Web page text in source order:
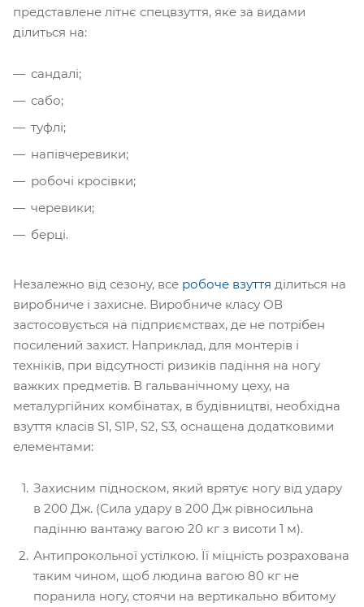
представлене літнє спецвзуття, яке за видами
ділиться на:
сандалі;
сабо;
туфлі;
напівчеревики;
робочі кросівки;
черевики;
берці.
Незалежно від сезону, все робоче взуття ділиться на
виробниче і захисне. Виробниче класу ОВ
застосовується на підприємствах, де не потрібен
посилений захист. Наприклад, для монтерів і
техніків, при відсутності ризиків падіння на ногу
важких предметів. В гальванічному цеху, на
металургійних комбінатах, в будівництві, необхідна
взуття класів S1, S1P, S2, S3, оснащена додатковими
елементами:
Захисним підноском, який врятує ногу від удару
в 200 Дж. (Сила удару в 200 Дж рівносильна
падінню вантажу вагою 20 кг з висоти 1 м).
Антипрокольної устілкою. Її міцність розрахована
таким чином, щоб людина вагою 80 кг не
поранила ногу, стоячи на вертикально вбитому